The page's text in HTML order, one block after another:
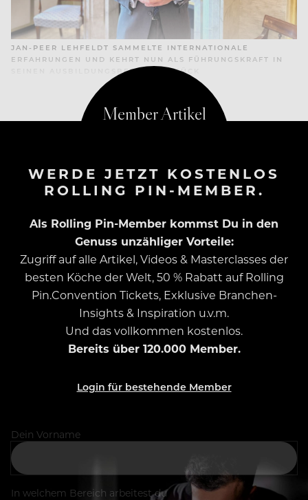
JAN-PEER LEHFELDT SAMMELTE INTERNATIONALE
ERFAHRUNGEN UND KEHRT NUN ALS FÜHRUNGSKRAFT IN
SEINEN AUSBILDUNGSBETRIEB ZURÜCK
WERDE JETZT KOSTENLOS
ROLLING PIN-MEMBER.
Als Rolling Pin-Member kommst Du in den
Genuss unzähliger Vorteile:
Zugriff auf alle Artikel, Videos & Masterclasses der
besten Köche der Welt, 50 % Rabatt auf Rolling
Pin.Convention Tickets, Exklusive Branchen-
Insights & Inspiration u.v.m.
Und das vollkommen kostenlos.
Bereits über 120.000 Member.
Login für bestehende Member
Dein Vorname
In welchem Bereich arbeitest du